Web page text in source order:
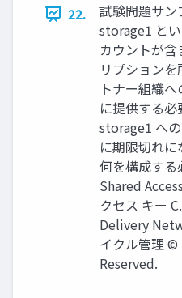
22.
試験問題サン
storage1 と
カウントが
リプション
トナー組織
に提供する必
storage1 へ
に期限切れに
何を構成する
Shared
クセス キー
Delivery
イクル管理
Reserved.